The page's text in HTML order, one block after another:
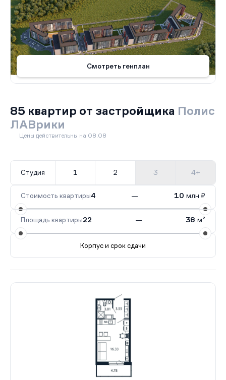
Смотреть генплан
85 квартир от застройщика Полис
ЛАВрики
Цены действительны на 08.08
Студия 1 2 3 4+
Стоимость квартиры4 — 10 млн ₽
Площадь квартиры22 — 38 м²
Корпус и срок сдачи
134 кв.Сдан